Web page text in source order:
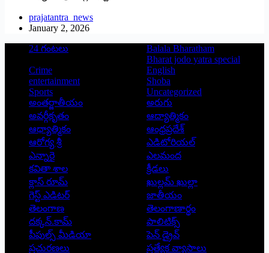
prajatantra_news
January 2, 2026
24 గంటలు
Balala Bharatham
Bharat jodo yatra special
Crime
English
entertainment
Shoba
Sports
Uncategorized
అంతర్జాతీయం
అరుగు
అవర్గీకృతం
ఆద్యాత్మికం
ఆధ్యాత్మికం
ఆంధ్రప్రదేశ్
ఆరోగ్య శ్రీ
ఎడిటోరియల్
ఎన్నారై
ఎలమంద
కవితా శాల
క్రీడలు
క్లాస్ రూమ్
ఖుల్లమ్ ఖుల్లా
గెస్ట్ ఎడిటర్
జాతీయం
తెలంగాణ
తెలంగాణార్థం
దక్కన్.కామ్
పాలిటిక్స్
పీపుల్స్ ‌మీడియా
పెన్ డ్రైవ్
ప్రచురణలు
ప్రత్యేక వ్యాసాలు